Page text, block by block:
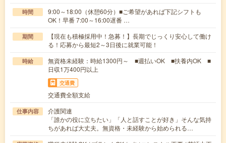
時間
9:00～18:00（休憩60分）■ご希望があれば下記シフトも
OK！早番 7:00～16:00遅番 …
期間
【現在も積極採用中！急募！】長期でじっくり安心して働け
る！応募から最短2～3日後に就業可能！
時給
無資格未経験：時給1300円～ ■週払いOK ■扶養内OK ■
日収1万400円以上
交通費
交通費全額支給
仕事内容
介護関連
「誰かの役に立ちたい」「人と話すことが好き」そんな気持
ちがあれば大丈夫。無資格・未経験から始められる…